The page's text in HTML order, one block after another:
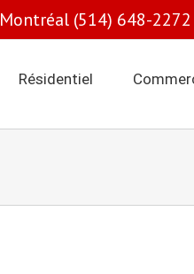
Montréal (514) 648-
Résidentiel